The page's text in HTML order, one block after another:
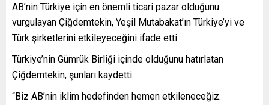
AB’nin Türkiye için en önemli ticari pazar olduğunu
vurgulayan Çiğdemtekin, Yeşil Mutabakat’ın Türkiye’yi ve
Türk şirketlerini etkileyeceğini ifade etti.
Türkiye’nin Gümrük Birliği içinde olduğunu hatırlatan
Çiğdemtekin, şunları kaydetti:
“Biz AB’nin iklim hedefinden hemen etkileneceğiz.